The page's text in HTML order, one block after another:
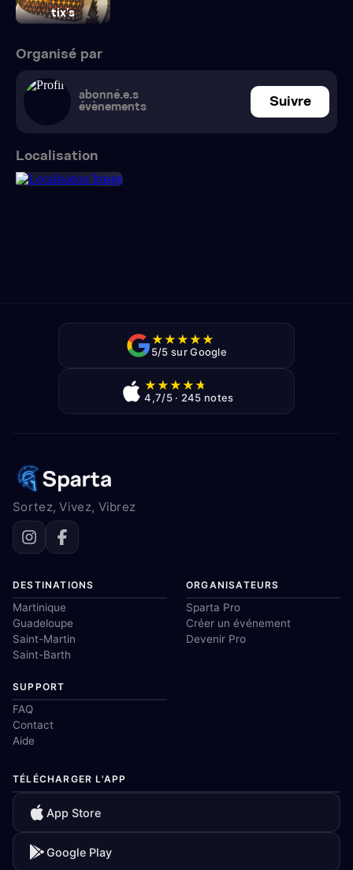
tix’s
Organisé par
abonné.e.s
évènements
Suivre
Localisation
★★★★★
5/5 sur Google
★★★★★
4,7/5 · 245 notes
Sortez, Vivez, Vibrez
DESTINATIONS
Martinique
Guadeloupe
Saint-Martin
Saint-Barth
ORGANISATEURS
Sparta Pro
Créer un événement
Devenir Pro
SUPPORT
FAQ
Contact
Aide
TÉLÉCHARGER L'APP
App Store
Google Play